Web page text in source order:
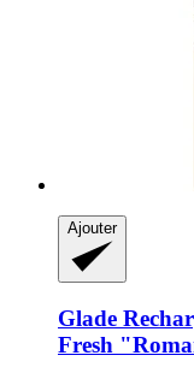
Ajouter
Glade
Fresh